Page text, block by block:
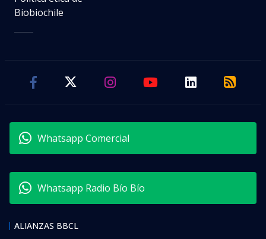
Biobiochile
Whatsapp Comercial
Whatsapp Radio Bío Bío
ALIANZAS BBCL